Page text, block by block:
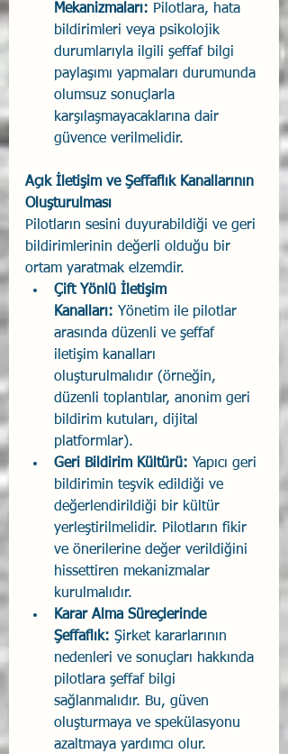
Mekanizmaları: Pilotlara, hata
bildirimleri veya psikolojik
durumlarıyla ilgili şeffaf bilgi
paylaşımı yapmaları durumunda
olumsuz sonuçlarla
karşılaşmayacaklarına dair
güvence verilmelidir.
Açık İletişim ve Şeffaflık Kanallarının
Oluşturulması
Pilotların sesini duyurabildiği ve geri
bildirimlerinin değerli olduğu bir
ortam yaratmak elzemdir.
Çift Yönlü İletişim
Kanalları: Yönetim ile pilotlar
arasında düzenli ve şeffaf
iletişim kanalları
oluşturulmalıdır (örneğin,
düzenli toplantılar, anonim geri
bildirim kutuları, dijital
platformlar).
Geri Bildirim Kültürü: Yapıcı geri
bildirimin teşvik edildiği ve
değerlendirildiği bir kültür
yerleştirilmelidir. Pilotların fikir
ve önerilerine değer verildiğini
hissettiren mekanizmalar
kurulmalıdır.
Karar Alma Süreçlerinde
Şeffaflık: Şirket kararlarının
nedenleri ve sonuçları hakkında
pilotlara şeffaf bilgi
sağlanmalıdır. Bu, güven
oluşturmaya ve spekülasyonu
azaltmaya yardımcı olur.